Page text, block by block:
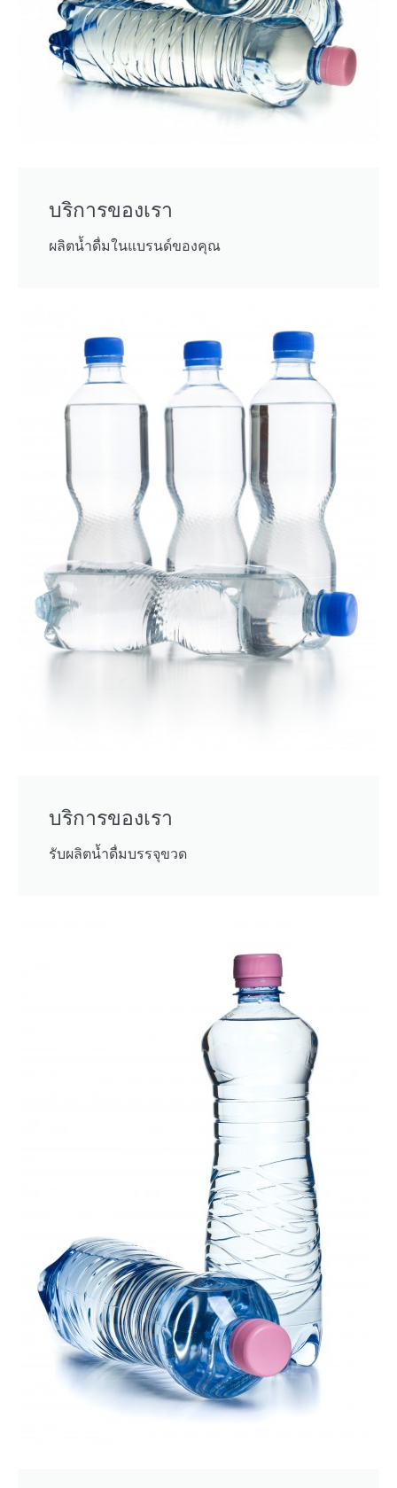
บริการของเรา
ผลิตน้ำดื่มในแบรนด์ของคุณ
บริการของเรา
รับผลิตน้ำดื่มบรรจุขวด